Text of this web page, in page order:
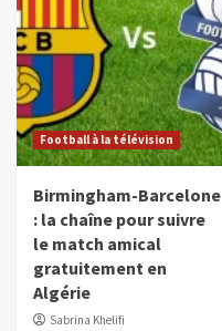
Football à la télévision
Birmingham-Barcelone
: la chaîne pour suivre
le match amical
gratuitement en
Algérie
Sabrina Khelifi